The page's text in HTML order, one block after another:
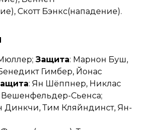
Скотт Бэнкс(нападение).
Защита: Марнон Буш,
Гимбер, Йонас
: Ян Шёппнер, Никлас
Сьенса;
Динкчи, Тим Кляйндинст, Ян-